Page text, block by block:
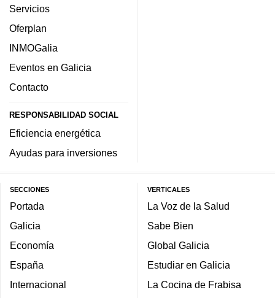
Servicios
Oferplan
INMOGalia
Eventos en Galicia
Contacto
RESPONSABILIDAD SOCIAL
Eficiencia energética
Ayudas para inversiones
SECCIONES
Portada
Galicia
Economía
España
Internacional
VERTICALES
La Voz de la Salud
Sabe Bien
Global Galicia
Estudiar en Galicia
La Cocina de Frabisa